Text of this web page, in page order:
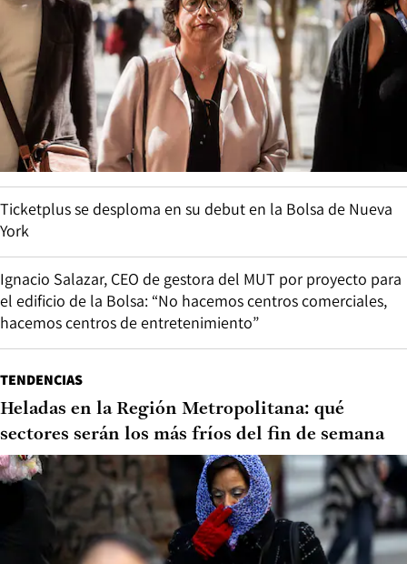
Ticketplus se desploma en su debut en la Bolsa de Nueva
York
Ignacio Salazar, CEO de gestora del MUT por proyecto para
el edificio de la Bolsa: “No hacemos centros comerciales,
hacemos centros de entretenimiento”
TENDENCIAS
Heladas en la Región Metropolitana: qué
sectores serán los más fríos del fin de semana